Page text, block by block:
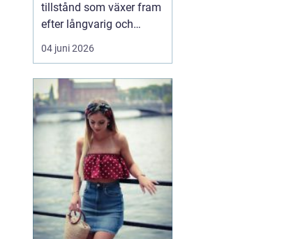
tillstånd som växer fram
efter långvarig och
upprepad utsatthet, ofta
i relationer som skulle
känner sig förvirrade,
skamsna eller svaga när
kropp och psyke
reagerar starkare än vad
situationen verkar
motivera. ...
04 juni 2026